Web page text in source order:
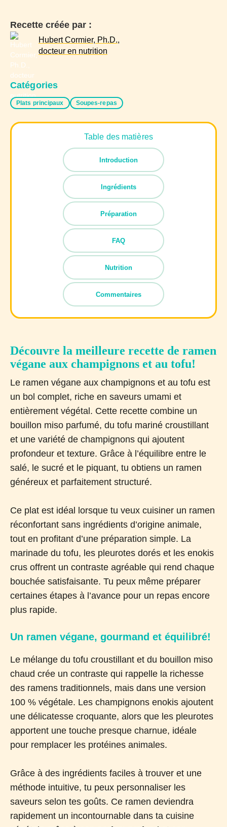
Recette créée par :
Hubert Cormier, Ph.D.,
docteur en nutrition
Catégories
Plats principaux Soupes-repas
Table des matières
Introduction
Ingrédients
Préparation
FAQ
Nutrition
Commentaires
Découvre la meilleure recette de ramen
végane aux champignons et au tofu!
Le ramen végane aux champignons et au tofu est
un bol complet, riche en saveurs umami et
entièrement végétal. Cette recette combine un
bouillon miso parfumé, du tofu mariné croustillant
et une variété de champignons qui ajoutent
profondeur et texture. Grâce à l’équilibre entre le
salé, le sucré et le piquant, tu obtiens un ramen
généreux et parfaitement structuré.
Ce plat est idéal lorsque tu veux cuisiner un ramen
réconfortant sans ingrédients d’origine animale,
tout en profitant d’une préparation simple. La
marinade du tofu, les pleurotes dorés et les enokis
crus offrent un contraste agréable qui rend chaque
bouchée satisfaisante. Tu peux même préparer
certaines étapes à l’avance pour un repas encore
plus rapide.
Un ramen végane, gourmand et équilibré!
Le mélange du tofu croustillant et du bouillon miso
chaud crée un contraste qui rappelle la richesse
des ramens traditionnels, mais dans une version
100 % végétale. Les champignons enokis ajoutent
une délicatesse croquante, alors que les pleurotes
apportent une touche presque charnue, idéale
pour remplacer les protéines animales.
Grâce à des ingrédients faciles à trouver et une
méthode intuitive, tu peux personnaliser les
saveurs selon tes goûts. Ce ramen deviendra
rapidement un incontournable dans ta cuisine